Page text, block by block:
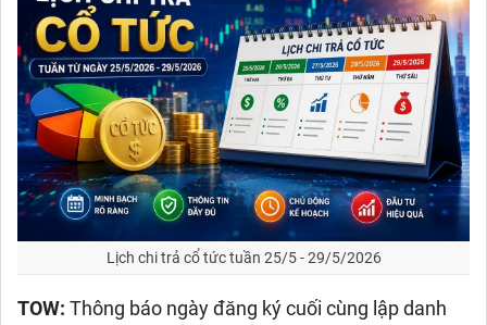
Lịch chi trả cổ tức tuần 25/5 - 29/5/2026
TOW: Thông báo ngày đăng ký cuối cùng lập danh